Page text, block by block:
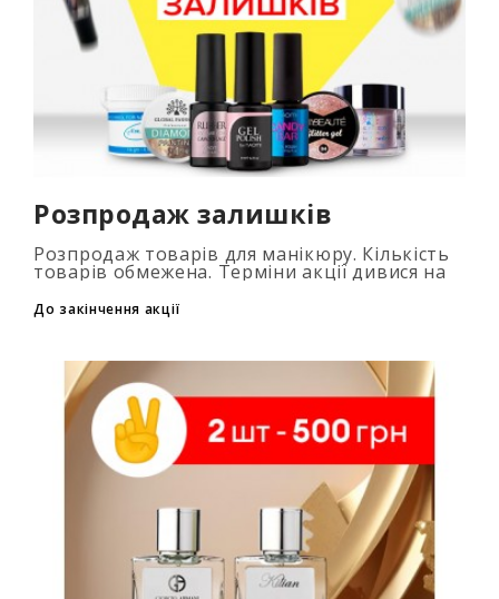
Розпродаж залишків
Розпродаж товарів для манікюру. Кількість
товарів обмежена. Терміни акції дивися на
таймері...
До закінчення акції